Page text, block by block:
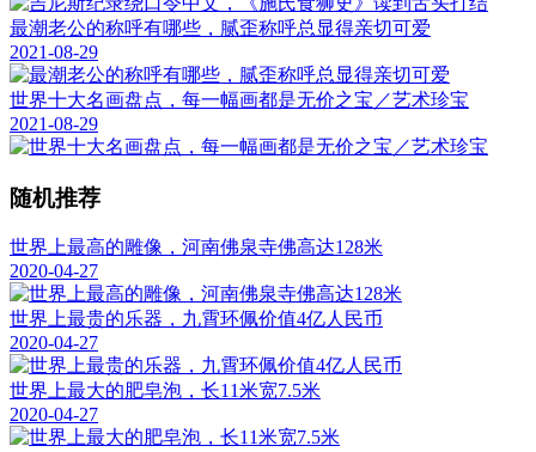
最潮老公的称呼有哪些，腻歪称呼总显得亲切可爱
2021-08-29
世界十大名画盘点，每一幅画都是无价之宝／艺术珍宝
2021-08-29
随机推荐
世界上最高的雕像，河南佛泉寺佛高达128米
2020-04-27
世界上最贵的乐器，九霄环佩价值4亿人民币
2020-04-27
世界上最大的肥皂泡，长11米宽7.5米
2020-04-27